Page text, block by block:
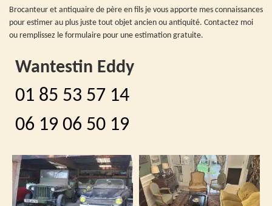
Brocanteur et antiquaire de père en fils je vous apporte mes connaissances
pour estimer au plus juste tout objet ancien ou antiquité. Contactez moi
ou remplissez le formulaire pour une estimation gratuite.
Wantestin Eddy
01 85 53 57 14
06 19 06 50 19